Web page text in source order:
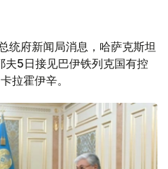
统府新闻局消息，哈萨克斯坦
夫5日接见巴伊铁列克国有控
拉霍伊辛。